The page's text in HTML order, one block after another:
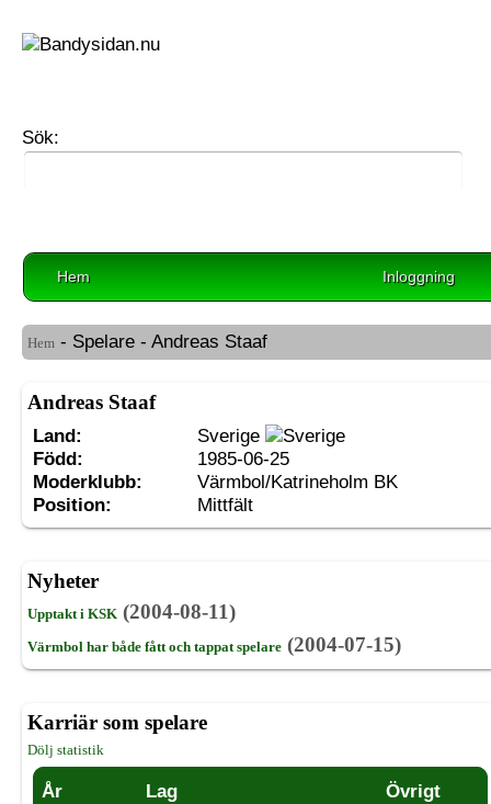
Sök:
Hem Inloggning
Hem - Spelare - Andreas Staaf
Andreas Staaf
Land:
Sverige
Född:
1985-06-25
Moderklubb:
Värmbol/Katrineholm BK
Position:
Mittfält
Nyheter
Upptakt i KSK (2004-08-11)
Värmbol har både fått och tappat spelare (2004-07-15)
Karriär som spelare
Dölj statistik
År Lag
Övrigt